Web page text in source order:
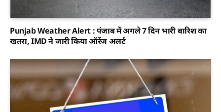
Punjab Weather Alert : पंजाब में अगले 7 दिन भारी बारिश का
खतरा, IMD ने जारी किया ऑरेंज अलर्ट